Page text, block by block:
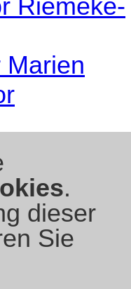
Marien
.
dieser
Sie